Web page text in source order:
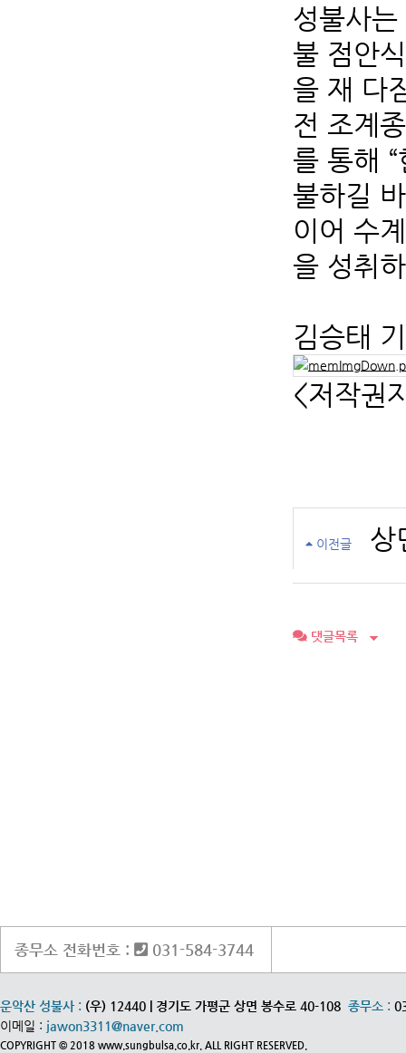
성불사
불 점안
을 재 다
전 조계
를 통해
불하길
이어 수
을 성취
김승태
<저작권
이전글 상
댓글목록
종무소 전화번호 : 031-584-3744
운악산 성불사 : (우) 12440 | 경기도 가평군 상면 봉수로 40-108 종무소 :
이메일 : jawon3311@naver.com
COPYRIGHT © 2018 www.sungbulsa.co.kr. ALL RIGHT RESERVED.